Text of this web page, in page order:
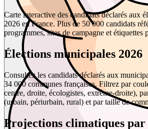
Carte interactive des candidats déclarés aux
2026 en France. Plus de 50 000 candidats
programmes, sites de campagne et étiquettes
Élections municipales 2026
Consultez les candidats déclarés aux
34 000 communes françaises. Filtrez par
centre, droite, écologistes, extrême-droite),
(urbain, périurbain, rural) et par taille de
Projections climatiques par